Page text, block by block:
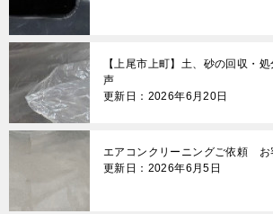
【上尾市上町】土、砂の回収・
声
更新日：2026年6月20日
エアコンクリーニングご依頼 お
更新日：2026年6月5日